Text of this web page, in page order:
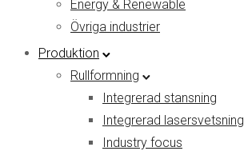
Energy & Renewable
Övriga industrier
Produktion
Rullformning
Integrerad stansning
Integrerad lasersvetsning
Industry focus